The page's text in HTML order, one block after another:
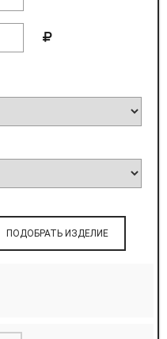
ПОДОБРАТЬ ИЗДЕЛИЕ